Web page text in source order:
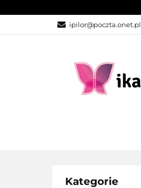
ipilor@poczta.onet.pl
Kategorie